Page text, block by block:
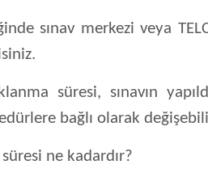
sınav merkezi veya
süresi, sınavın
bağlı olarak
ne kadardır?